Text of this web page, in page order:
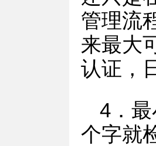
管理流
来最大
认证，
4．
个字就